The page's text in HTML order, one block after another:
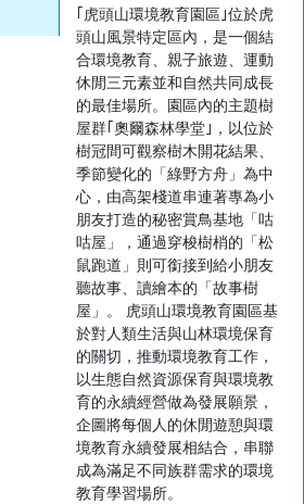
｢虎頭山環境教育園區｣位於虎
頭山風景特定區內，是一個結
合環境教育、親子旅遊、運動
休閒三元素並和自然共同成長
的最佳場所。園區內的主題樹
屋群｢奧爾森林學堂｣，以位於
樹冠間可觀察樹木開花結果、
季節變化的「綠野方舟」為中
心，由高架棧道串連著專為小
朋友打造的秘密賞鳥基地「咕
咕屋」，通過穿梭樹梢的「松
鼠跑道」則可銜接到給小朋友
聽故事、讀繪本的「故事樹
屋」。 虎頭山環境教育園區基
於對人類生活與山林環境保育
的關切，推動環境教育工作，
以生態自然資源保育與環境教
育的永續經營做為發展願景，
企圖將每個人的休閒遊憩與環
境教育永續發展相結合，串聯
成為滿足不同族群需求的環境
教育學習場所。